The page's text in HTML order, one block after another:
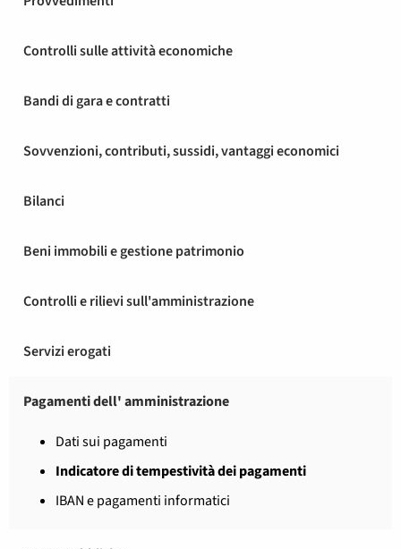
Controlli sulle attività economiche
Bandi di gara e contratti
Sovvenzioni, contributi, sussidi, vantaggi economici
Bilanci
Beni immobili e gestione patrimonio
Controlli e rilievi sull'amministrazione
Servizi erogati
Pagamenti dell' amministrazione
Dati sui pagamenti
Indicatore di tempestività dei pagamenti
IBAN e pagamenti informatici